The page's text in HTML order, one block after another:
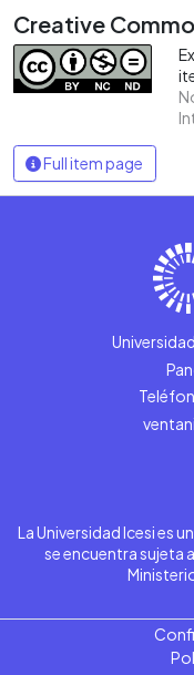
Creative
Full item page
La Universidad Icesi es
se encuentra sujeta